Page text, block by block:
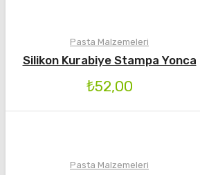
Pasta Malzemeleri
Silikon Kurabiye Stampa Yonca
₺52,00
Pasta Malzemeleri